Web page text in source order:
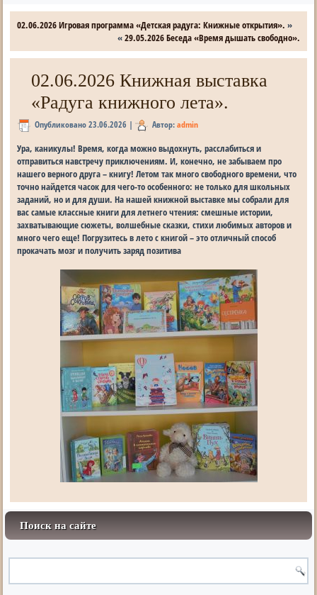
02.06.2026 Игровая программа «Детская радуга: Книжные открытия». »
«29.05.2026 Беседа «Время дышать свободно».
02.06.2026 Книжная выставка
«Радуга книжного лета».
Опубликовано 23.06.2026 | Автор: admin
Ура, каникулы! Время, когда можно выдохнуть, расслабиться и
отправиться навстречу приключениям. И, конечно, не забываем про
нашего верного друга – книгу! Летом так много свободного времени, что
точно найдется часок для чего-то особенного: не только для школьных
заданий, но и для души. На нашей книжной выставке мы собрали для
вас самые классные книги для летнего чтения: смешные истории,
захватывающие сюжеты, волшебные сказки, стихи любимых авторов и
много чего еще! Погрузитесь в лето с книгой – это отличный способ
прокачать мозг и получить заряд позитива
Поиск на сайте